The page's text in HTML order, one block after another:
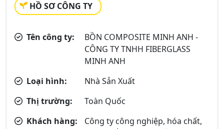
HỒ SƠ CÔNG TY
Tên công ty:
BỒN COMPOSITE MINH ANH -
CÔNG TY TNHH FIBERGLASS
MINH ANH
Loại hình:
Nhà Sản Xuất
Thị trường:
Toàn Quốc
Khách hàng:
Công ty công nghiệp, hóa chất,